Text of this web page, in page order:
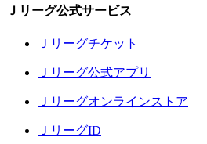
Ｊリーグ公式サービス
Ｊリーグチケット
Ｊリーグ公式アプリ
Ｊリーグオンラインストア
ＪリーグID